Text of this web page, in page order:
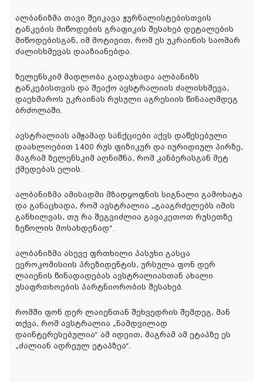
ალბანიზმა თავი შეიკავა ჟურნალისტებისთვის
ტანკების მიწოდების გრაფიკის შესახებ დეტალების
მიწოდებისგან, იმ მოტივით, რომ ეს უკრაინის საომარ
ძალისხმევას დააზიანებდა.
ზელენსკიმ მადლობა გადაუხადა ალბანიზს
ტანკებისთვის და შეაქო ავსტრალიის ძალისხმევა,
დაეხმაროს უკრაინას რუსული აგრესიის წინააღმდეგ
ბრძოლაში.
ავსტრალიას ამჟამად სანქციები აქვს დაწესებული
დაახლოებით 1400 რუს ფიზიკურ და იურიდიულ პირზე,
მაგრამ ზელენსკიმ აღნიშნა, რომ კანბერასგან მეტ
ქმედებას ელის.
ალბანიზმა ამისადმი მზადყოფნის სიგნალი გამოხატა
და განაცხადა, რომ ავსტრალია „გააგრძელებს იმის
განხილვას, თუ რა შეგვიძლია გავაკეთოთ რუსეთზე
ზეწოლის მოსახდენად“.
ალბანიზმა ასევე ფრთხილი პასუხი გასცა
ევროკომისიის პრეზიდენტის, ურსულა ფონ დერ
ლაიენის წინადადებას ავსტრალიასთან ახალი
უსაფრთხოების პარტნიორობის შესახებ.
რომში ფონ დერ ლაიენთან შეხვედრის შემდეგ, მან
თქვა, რომ ავსტრალია „ნამდვილად
დაინტერესებულია“ ამ იდეით, მაგრამ ამ ეტაპზე ეს
„ძალიან ადრეულ ეტაპზეა“.